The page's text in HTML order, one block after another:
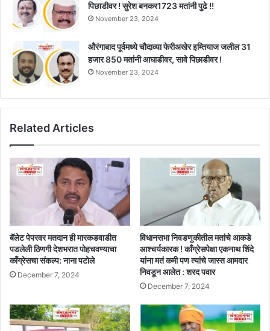
पिछाडीवर ! सुरेश बनकर1723 मतांनी पुढे !!
November 23, 2024
औरंगाबाद पूर्वमध्ये चौदाव्या फेरीअखेर इम्तियाज जलील 31
हजार 850 मतांनी आघाडीवर, सावे पिछाडीवर !
November 23, 2024
Related Articles
बॅलेट पेपरवर मतदान ही मारकडवाडीत
पडलेली ठिणगी देशभरात पोहचवण्याचा
काँग्रेसचा संकल्प: नाना पटोले
December 7, 2024
विधानसभा निवडणुकीतील मतांचे आकडे
आश्चर्यकारक ! काँग्रेसपेक्षा एकनाथ शिंदे
यांना मतं कमी पण त्यांचे जास्त आमदार
निवडून आलेत : शरद पवार
December 7, 2024